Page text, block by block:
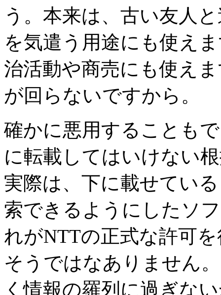
う。本来は、古い友人
を気遣う用途にも使え
治活動や商売にも使え
が回らないですから。
確かに悪用することも
に転載してはいけない
実際は、下に載せてい
索できるようにしたソ
れがNTTの正式な許可
そうではなありません
く情報の羅列に過ぎな